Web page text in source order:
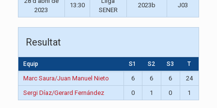
2023
13:30
SENER
2023b J03
Resultat
Equip S1 S2 S3 T
Marc Saura/Juan Manuel Nieto 6 6 6
24
Sergi Díaz/Gerard Fernández
0 1 0 1